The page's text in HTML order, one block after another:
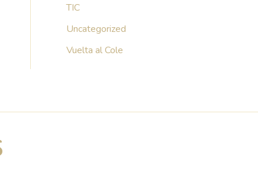
TIC
Uncategorized
Vuelta al Cole